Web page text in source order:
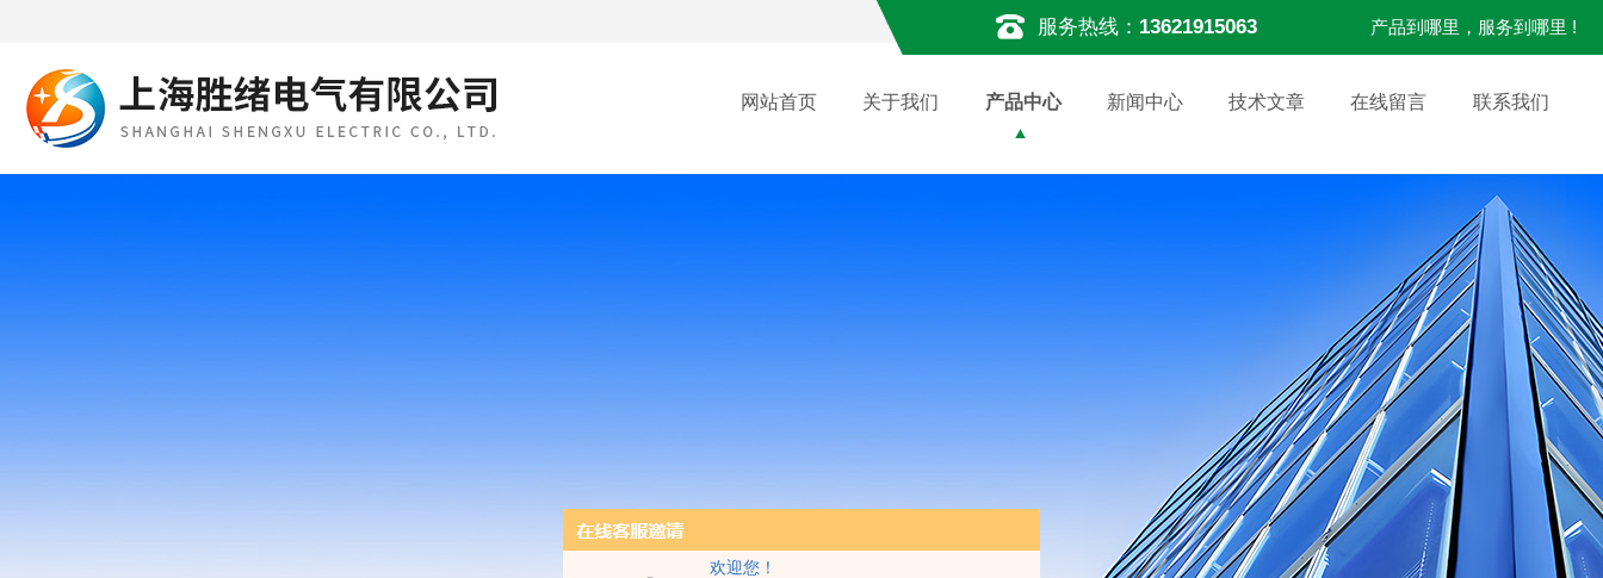
欢迎您！
服务热线： 13621915063 产品到哪里，服务到哪里 !
网站首页 关于我们 产品中心 新闻中心 技术文章 在线留言 联系我们